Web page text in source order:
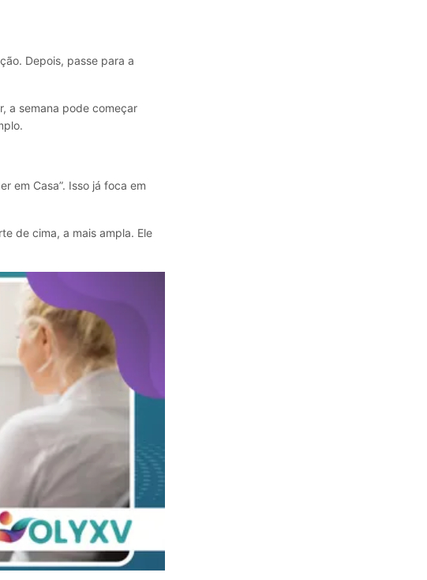
Depois, passe para a
a semana pode começar
em Casa”. Isso já foca em
de cima, a mais ampla. Ele